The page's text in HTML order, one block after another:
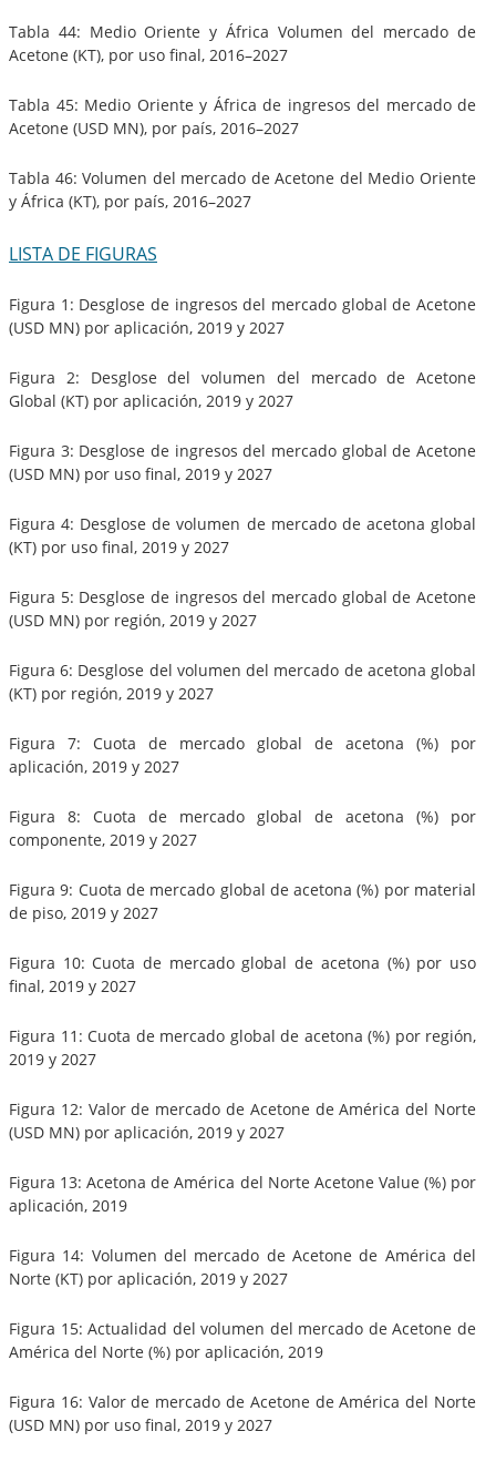
Tabla 44: Medio Oriente y África Volumen del mercado de
Acetone (KT), por uso final, 2016–2027
Tabla 45: Medio Oriente y África de ingresos del mercado de
Acetone (USD MN), por país, 2016–2027
Tabla 46: Volumen del mercado de Acetone del Medio Oriente
y África (KT), por país, 2016–2027
LISTA DE FIGURAS
Figura 1: Desglose de ingresos del mercado global de Acetone
(USD MN) por aplicación, 2019 y 2027
Figura 2: Desglose del volumen del mercado de Acetone
Global (KT) por aplicación, 2019 y 2027
Figura 3: Desglose de ingresos del mercado global de Acetone
(USD MN) por uso final, 2019 y 2027
Figura 4: Desglose de volumen de mercado de acetona global
(KT) por uso final, 2019 y 2027
Figura 5: Desglose de ingresos del mercado global de Acetone
(USD MN) por región, 2019 y 2027
Figura 6: Desglose del volumen del mercado de acetona global
(KT) por región, 2019 y 2027
Figura 7: Cuota de mercado global de acetona (%) por
aplicación, 2019 y 2027
Figura 8: Cuota de mercado global de acetona (%) por
componente, 2019 y 2027
Figura 9: Cuota de mercado global de acetona (%) por material
de piso, 2019 y 2027
Figura 10: Cuota de mercado global de acetona (%) por uso
final, 2019 y 2027
Figura 11: Cuota de mercado global de acetona (%) por región,
2019 y 2027
Figura 12: Valor de mercado de Acetone de América del Norte
(USD MN) por aplicación, 2019 y 2027
Figura 13: Acetona de América del Norte Acetone Value (%) por
aplicación, 2019
Figura 14: Volumen del mercado de Acetone de América del
Norte (KT) por aplicación, 2019 y 2027
Figura 15: Actualidad del volumen del mercado de Acetone de
América del Norte (%) por aplicación, 2019
Figura 16: Valor de mercado de Acetone de América del Norte
(USD MN) por uso final, 2019 y 2027